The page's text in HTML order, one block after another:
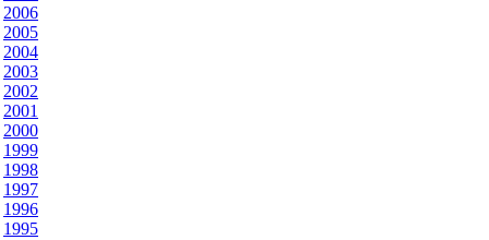
2006
2005
2004
2003
2002
2001
2000
1999
1998
1997
1996
1995